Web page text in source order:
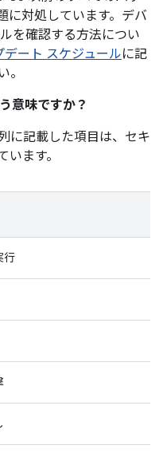
に対処しています。デバ
を確認する方法につい
ート スケジュールに記
。
意味ですか？
に記載した項目は、セキ
ます。
行